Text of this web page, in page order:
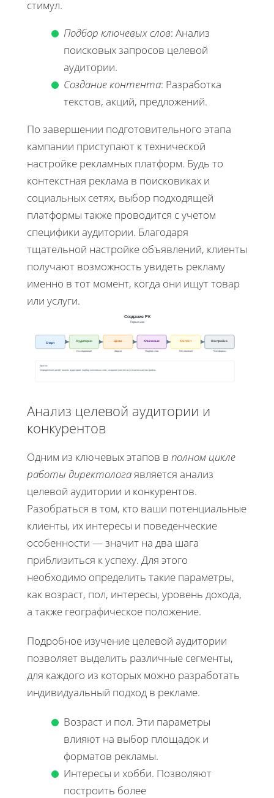
стимул.
Подбор ключевых слов: Анализ
поисковых запросов целевой
аудитории.
Создание контента: Разработка
текстов, акций, предложений.
По завершении подготовительного этапа
кампании приступают к технической
настройке рекламных платформ. Будь то
контекстная реклама в поисковиках и
социальных сетях, выбор подходящей
платформы также проводится с учетом
специфики аудитории. Благодаря
тщательной настройке объявлений, клиенты
получают возможность увидеть рекламу
именно в тот момент, когда они ищут товар
или услуги.
Создание РК
Первые шаги
Старт Аудитория Цели Ключевые Контент Настройка
Исследование Задачи Подбор слов Объявления Платформы
Кратко:
Определение целей, анализ аудитории, подбор ключевых слов, создание контента и техническая настройка.
Анализ целевой аудитории и
конкурентов
Одним из ключевых этапов в полном цикле
работы директологаявляется анализ
целевой аудитории и конкурентов.
Разобраться в том, кто ваши потенциальные
клиенты, их интересы и поведенческие
особенности — значит на два шага
приблизиться к успеху. Для этого
необходимо определить такие параметры,
как возраст, пол, интересы, уровень дохода,
а также географическое положение.
Подробное изучение целевой аудитории
позволяет выделить различные сегменты,
для каждого из которых можно разработать
индивидуальный подход в рекламе.
Возраст и пол. Эти параметры
влияют на выбор площадок и
форматов рекламы.
Интересы и хобби. Позволяют
построить более